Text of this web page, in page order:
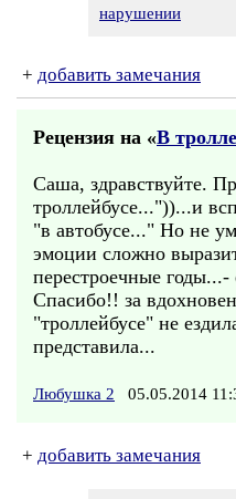
нарушении
+ добавить замечания
Рецензия на «В
Саша, здравствуйте.
троллейбусе..."))...и
"в автобусе..." Но не
эмоции сложно
перестроечные
Спасибо!! за
"троллейбусе" не
представила...
Любушка 2 05.05.2014
+ добавить замечания